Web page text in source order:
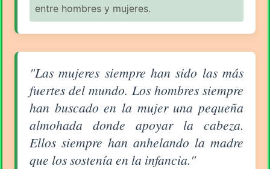
entre hombres y mujeres.
Aforismo sobre la Mujer (pág. 3/18) - Coco Chanel
"Las mujeres siempre han sido las más
fuertes del mundo. Los hombres siempre
han buscado en la mujer una pequeña
almohada donde apoyar la cabeza.
Ellos siempre han anhelando la madre
que los sostenía en la infancia."